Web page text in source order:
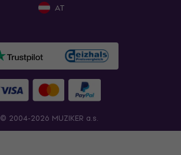
AT
© 2004-2026 MUZIKER a.s.